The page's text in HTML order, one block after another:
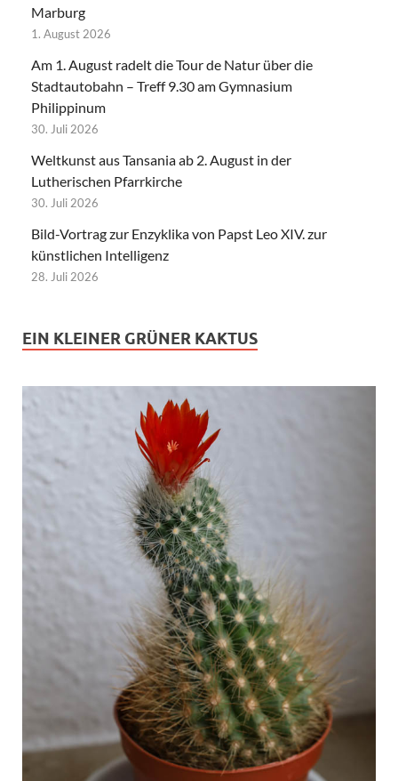
Marburg
1. August 2026
Am 1. August radelt die Tour de Natur über die
Stadtautobahn – Treff 9.30 am Gymnasium
Philippinum
30. Juli 2026
Weltkunst aus Tansania ab 2. August in der
Lutherischen Pfarrkirche
30. Juli 2026
Bild-Vortrag zur Enzyklika von Papst Leo XIV. zur
künstlichen Intelligenz
28. Juli 2026
EIN KLEINER GRÜNER KAKTUS